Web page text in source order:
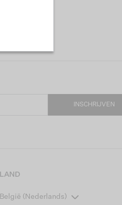
INSCHRIJVEN
LAND
België (Nederlands)